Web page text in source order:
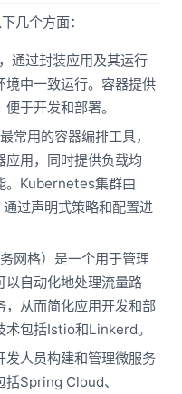
几个方面：
通过封装应用及其运行
境中一致运行。容器提供
于开发和部署。
常用的容器编排工具，
应用，同时提供负载均
。Kubernetes集群由
过声明式策略和配置进
网格）是一个用于管理
以自动化地处理流量路
，从而简化应用开发和部
术包括Istio和Linkerd。
发人员构建和管理微服务
Spring Cloud、